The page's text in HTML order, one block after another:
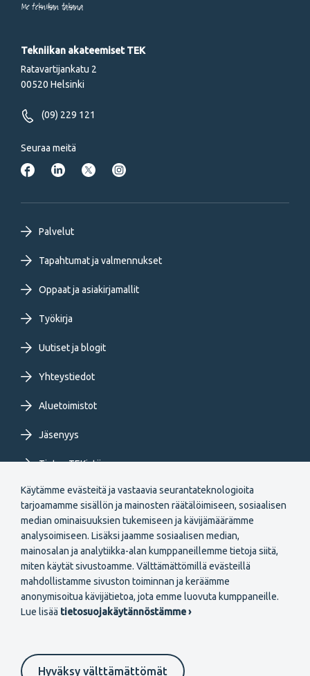
Käytämme evästeitä ja vastaavia seurantateknologioita
tarjoamamme sisällön ja mainosten räätälöimiseen, sosiaalisen
median ominaisuuksien tukemiseen ja kävijämäärämme
analysoimiseen. Lisäksi jaamme sosiaalisen median,
mainosalan ja analytiikka-alan kumppaneillemme tietoja siitä,
miten käytät sivustoamme. Välttämättömillä evästeillä
mahdollistamme sivuston toiminnan ja keräämme
anonymisoitua kävijätietoa, jota emme luovuta kumppaneille.
Lue lisää tietosuojakäytännöstämme ›
Hyväksy välttämättömät
Me tekniikan takana
Tekniikan akateemiset TEK
Ratavartijankatu 2
00520 Helsinki
(09) 229 121
Seuraa meitä
Footer
primary
menu
FI
Palvelut
Tapahtumat ja valmennukset
Oppaat ja asiakirjamallit
Työkirja
Uutiset ja blogit
Yhteystiedot
Aluetoimistot
Jäsenyys
Tietoa TEKistä
Extranet
Secondary
FI
Liity jäseneksi
Suomeksi In English På svenska